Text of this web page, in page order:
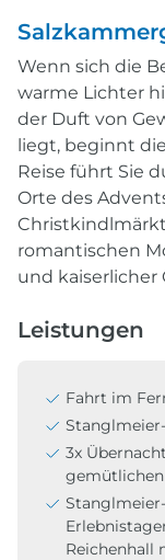
Wenn sich die
warme Lichter
der Duft von
liegt, beginnt
Reise führt Sie
Orte des
romantischen
und kaiserlicher
Leistungen
Fahrt im
3x
Reichenhall